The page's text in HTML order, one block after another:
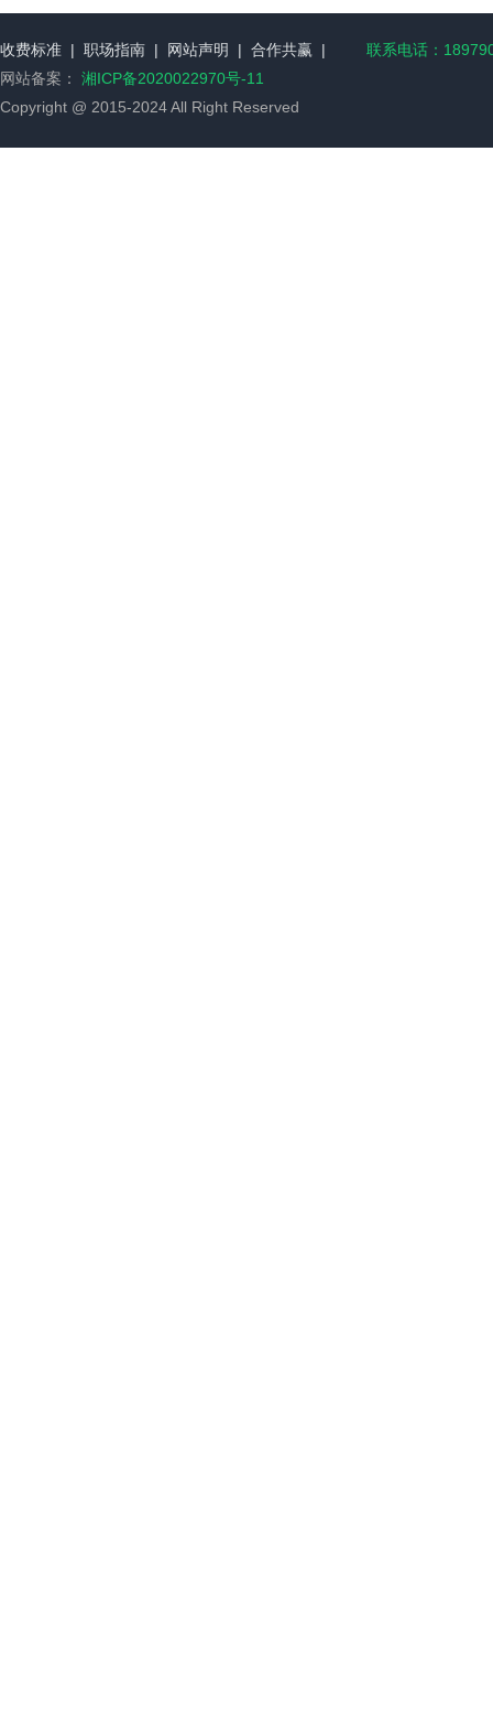
收费标准 | 职场指南 | 网站声明 | 合作共赢 |
联系电话：
网站备案： 湘ICP备2020022970号-11
Copyright @ 2015-2024 All Right Reserved